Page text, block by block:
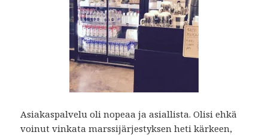
Asiakaspalvelu oli nopeaa ja asiallista. Olisi ehkä
voinut vinkata marssijärjestyksen heti kärkeen,